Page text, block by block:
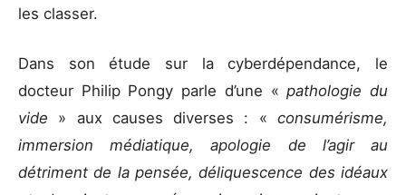
les classer.
Dans son étude sur la cyberdépendance, le
docteur Philip Pongy parle d’une «pathologie du
vide » aux causes diverses : «consumérisme,
immersion médiatique, apologie de l’agir au
détriment de la pensée, déliquescence des idéaux